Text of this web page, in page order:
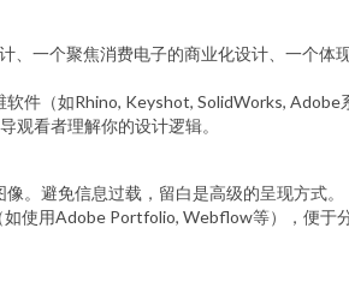
一个聚焦消费电子的商业化设计、一个
（如Rhino, Keyshot, SolidWorks, Adobe
观看者理解你的设计逻辑。
。避免信息过载，留白是高级的呈现方式。
使用Adobe Portfolio, Webflow等），便于